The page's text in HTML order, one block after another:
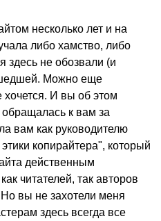
несколько лет и на
либо хамство, либо
здесь не обозвали (и
Можно еще
хочется. И вы об этом
обращалась к вам за
вам как руководителю
копирайтера", который
действенным
читателей, так авторов
вы не захотели меня
здесь всегда все